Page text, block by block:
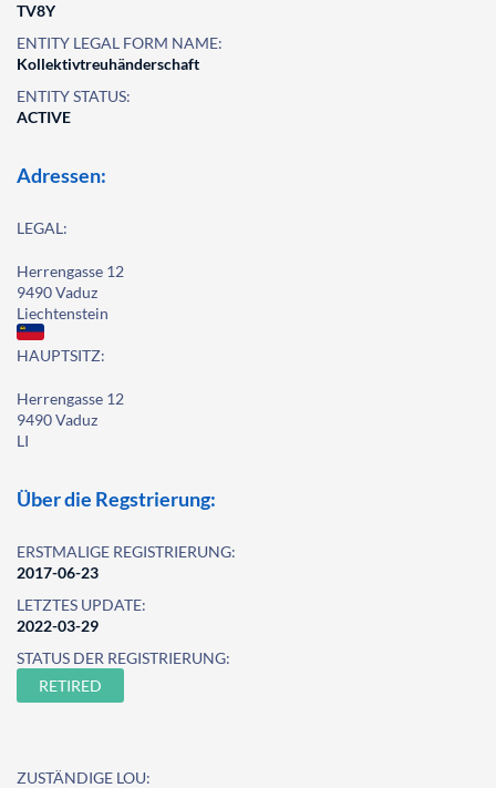
TV8Y
ENTITY LEGAL FORM NAME:
Kollektivtreuhänderschaft
ENTITY STATUS:
ACTIVE
Adressen:
LEGAL:
Herrengasse 12
9490 Vaduz
Liechtenstein
HAUPTSITZ:
Herrengasse 12
9490 Vaduz
LI
Über die Regstrierung:
ERSTMALIGE REGISTRIERUNG:
2017-06-23
LETZTES UPDATE:
2022-03-29
STATUS DER REGISTRIERUNG:
RETIRED
ZUSTÄNDIGE LOU: